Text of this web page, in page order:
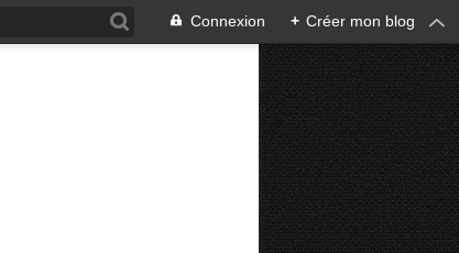
Connexion + Créer mon blog